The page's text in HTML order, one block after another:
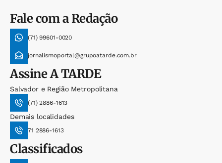
Fale com a Redação
(71) 99601-0020
jornalismoportal@grupoatarde.com.br
AssineA TARDE
Salvador e Região Metropolitana
(71) 2886-1613
Demais localidades
71 2886-1613
Classificados